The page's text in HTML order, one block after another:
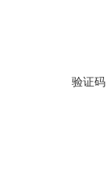
验证码